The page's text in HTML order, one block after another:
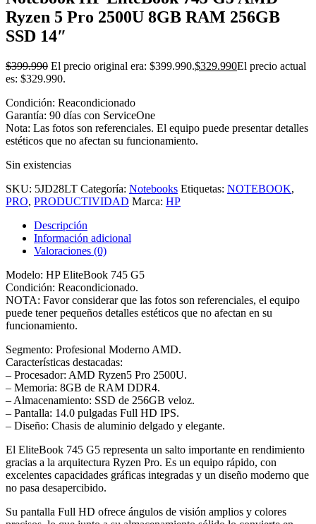
Ryzen 5 Pro 2500U 8GB RAM 256GB
SSD 14″
$399.990 El precio original era: $399.990.$329.990El precio actual
es: $329.990.
Condición: Reacondicionado
Garantía: 90 días con ServiceOne
Nota: Las fotos son referenciales. El equipo puede presentar detalles
estéticos que no afectan su funcionamiento.
Sin existencias
SKU: 5JD28LT Categoría: Notebooks Etiquetas: NOTEBOOK,
PRO, PRODUCTIVIDAD Marca: HP
Descripción
Información adicional
Valoraciones (0)
Modelo: HP EliteBook 745 G5
Condición: Reacondicionado.
NOTA: Favor considerar que las fotos son referenciales, el equipo
puede tener pequeños detalles estéticos que no afectan en su
funcionamiento.
Segmento: Profesional Moderno AMD.
Características destacadas:
– Procesador: AMD Ryzen5 Pro 2500U.
– Memoria: 8GB de RAM DDR4.
– Almacenamiento: SSD de 256GB veloz.
– Pantalla: 14.0 pulgadas Full HD IPS.
– Diseño: Chasis de aluminio delgado y elegante.
El EliteBook 745 G5 representa un salto importante en rendimiento
gracias a la arquitectura Ryzen Pro. Es un equipo rápido, con
excelentes capacidades gráficas integradas y un diseño moderno que
no pasa desapercibido.
Su pantalla Full HD ofrece ángulos de visión amplios y colores